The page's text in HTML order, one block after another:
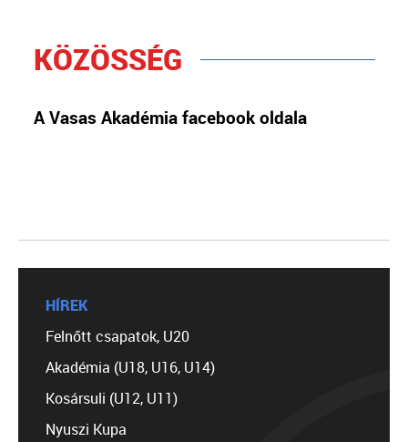
KÖZÖSSÉG
A Vasas Akadémia facebook oldala
HÍREK
Felnőtt csapatok, U20
Akadémia (U18, U16, U14)
Kosársuli (U12, U11)
Nyuszi Kupa